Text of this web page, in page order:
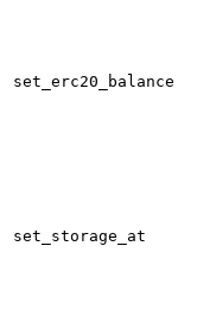
set_erc20_balance
set_storage_at